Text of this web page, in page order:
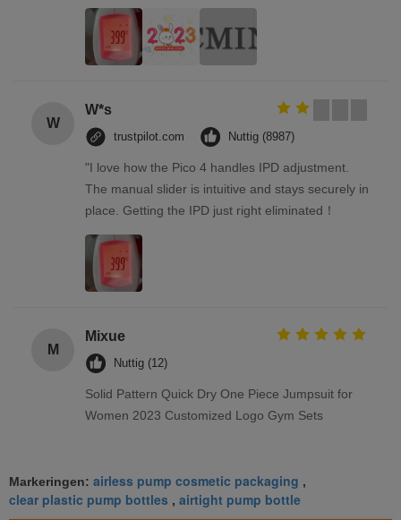
W
W*s
trustpilot.com Nuttig (8987)
"I love how the Pico 4 handles IPD adjustment.
The manual slider is intuitive and stays securely in
place. Getting the IPD just right eliminated！
M
Mixue
Nuttig (12)
Solid Pattern Quick Dry One Piece Jumpsuit for
Women 2023 Customized Logo Gym Sets
Markeringen: airless pump cosmetic packaging ,
clear plastic pump bottles , airtight pump bottle